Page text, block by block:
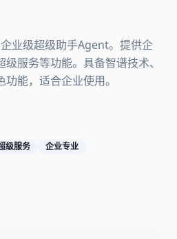
业级超级助手Agent。提供企
服务等功能。具备智谱技术、
能，适合企业使用。
级服务 企业专业